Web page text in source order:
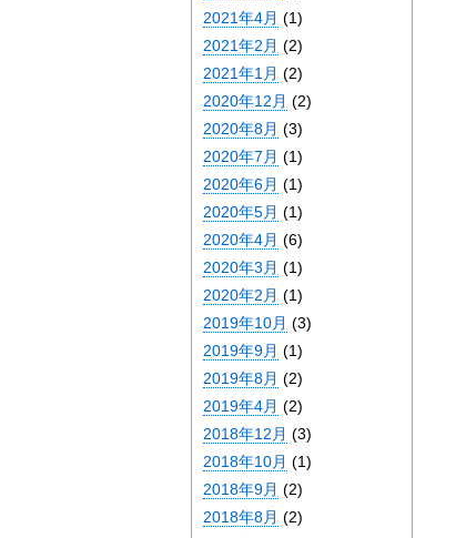
2021年4月 (1)
2021年2月 (2)
2021年1月 (2)
2020年12月 (2)
2020年8月 (3)
2020年7月 (1)
2020年6月 (1)
2020年5月 (1)
2020年4月 (6)
2020年3月 (1)
2020年2月 (1)
2019年10月 (3)
2019年9月 (1)
2019年8月 (2)
2019年4月 (2)
2018年12月 (3)
2018年10月 (1)
2018年9月 (2)
2018年8月 (2)